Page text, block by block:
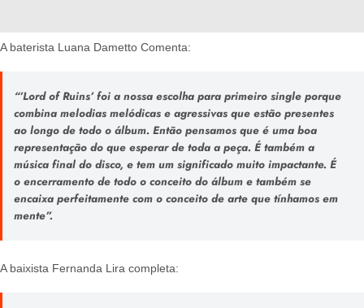
A baterista Luana Dametto Comenta:
“’Lord of Ruins’foi a nossa escolha para primeiro single porque
combina melodias melódicas e agressivas que estão presentes
ao longo de todo o álbum. Então pensamos que é uma boa
representação do que esperar de toda a peça. É também a
música final do disco, e tem um significado muito impactante. É
o encerramento de todo o conceito do álbum e também se
encaixa perfeitamente com o conceito de arte que tínhamos em
mente”.
A baixista Fernanda Lira completa: